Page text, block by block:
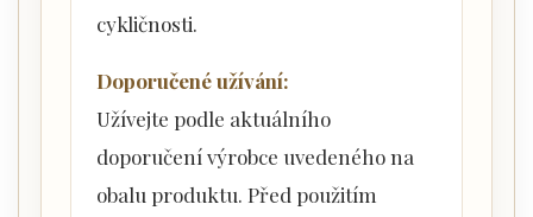
cykličnosti.
Doporučené užívání:
Užívejte podle aktuálního
doporučení výrobce uvedeného na
obalu produktu. Před použitím